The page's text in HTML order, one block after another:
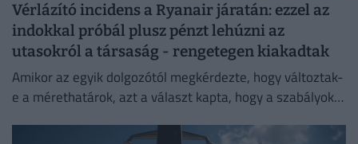
Vérlázító incidens a Ryanair járatán: ezzel az
indokkal próbál plusz pénzt lehúzni az
utasokról a társaság - rengetegen kiakadtak
Amikor az egyik dolgozótól megkérdezte, hogy változtak-
e a mérethatárok, azt a választ kapta, hogy a szabályok